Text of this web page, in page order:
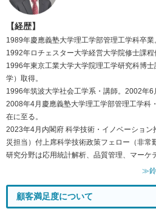
【経歴】
1989年慶應義塾大学理工学部管理工学科卒業
1992年ロチェスター大学経営大学院修士課程
1996年東京工業大学大学院理工学研究科博
学）取得。
1996年筑波大学社会工学系・講師。2002年6
2008年4月慶應義塾大学理工学部管理工学科
在に至る。
2023年4月内閣府 科学技術・イノベーショ
災担当）付上席科学技術政策フェロー（非常
研究分野は応用統計解析、品質管理、マーケ
≫鈴
顧客満足度について